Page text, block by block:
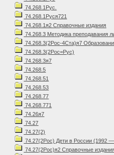
74.268.1Рус.
74.268.1Руся721
74.268.1я2 Справочные издания
74.268.3 Методика преподавания
74.268.3(2Рос-4Ста)я7
74.268.3(2Рос=Рус)
74.268.3я7
74.268.5
74.268.51
74.268.53
74.268.77
74.268.771
74.26я7
74.27
74.27(2)
74.27(2Рос) Дети в России (1992
74.27(2Рос)я2 Справочные